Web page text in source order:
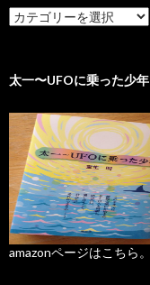
太一〜UFOに乗った少年
amazonページはこちら。